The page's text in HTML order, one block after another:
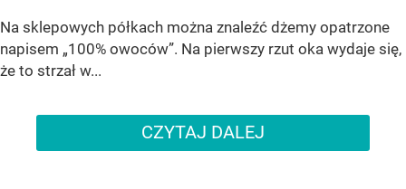
Na sklepowych półkach można znaleźć dżemy opatrzone
napisem „100% owoców”. Na pierwszy rzut oka wydaje się,
że to strzał w...
CZYTAJ DALEJ